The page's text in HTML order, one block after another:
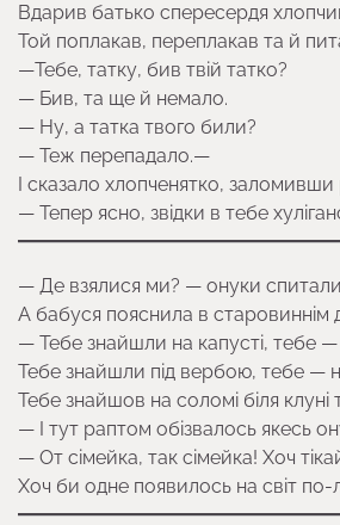
Вдарив батько спересердя
Той поплакав, переплакав та й
—Тебе, татку, бив твій татко?
— Бив, та ще й немало.
— Ну, а татка твого били?
— Теж перепадало.—
І сказало хлопченятко, заломивши
— Тепер ясно, звідки в тебе
— Де взялися ми? — онуки спитали
А бабуся пояснила в старовиннім
— Тебе знайшли на капусті, тебе —
Тебе знайшли під вербою, тебе —
Тебе знайшов на соломі біля клуні
— І тут раптом обізвалось якесь
— От сімейка, так сімейка! Хоч
Хоч би одне появилось на світ